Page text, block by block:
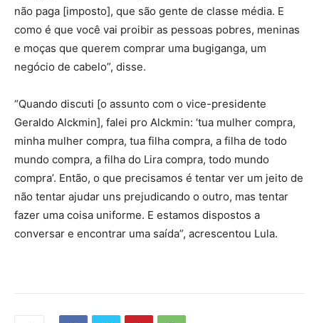
não paga [imposto], que são gente de classe média. E
como é que você vai proibir as pessoas pobres, meninas
e moças que querem comprar uma bugiganga, um
negócio de cabelo”, disse.
“Quando discuti [o assunto com o vice-presidente
Geraldo Alckmin], falei pro Alckmin: ‘tua mulher compra,
minha mulher compra, tua filha compra, a filha de todo
mundo compra, a filha do Lira compra, todo mundo
compra’. Então, o que precisamos é tentar ver um jeito de
não tentar ajudar uns prejudicando o outro, mas tentar
fazer uma coisa uniforme. E estamos dispostos a
conversar e encontrar uma saída”, acrescentou Lula.